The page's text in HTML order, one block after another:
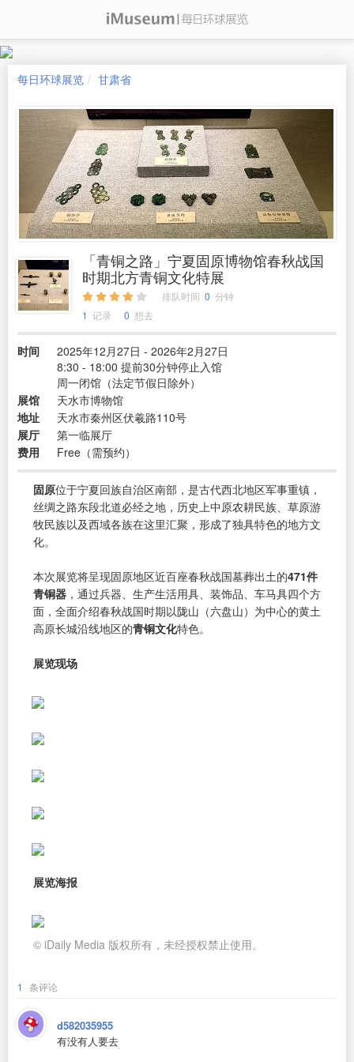
每日环球展览 甘肃省
「青铜之路」宁夏固原博物馆春秋战国
时期北方青铜文化特展
排队时间 0 分钟
1 记录 0 想去
时间
2025年12月27日 - 2026年2月27日
8:30 - 18:00 提前30分钟停止入馆
周一闭馆（法定节假日除外）
展馆
天水市博物馆
地址
天水市秦州区伏羲路110号
展厅
第一临展厅
费用
Free（需预约）
固原位于宁夏回族自治区南部，是古代西北地区军事重镇，
丝绸之路东段北道必经之地，历史上中原农耕民族、草原游
牧民族以及西域各族在这里汇聚，形成了独具特色的地方文
化。
本次展览将呈现固原地区近百座春秋战国墓葬出土的471件
青铜器 ，通过兵器、生产生活用具、装饰品、车马具四个方
面，全面介绍春秋战国时期以陇山（六盘山）为中心的黄土
高原长城沿线地区的青铜文化特色。
展览现场
展览海报
© iDaily Media 版权所有，未经授权禁止使用。
1 条评论
d582035955
有没有人要去